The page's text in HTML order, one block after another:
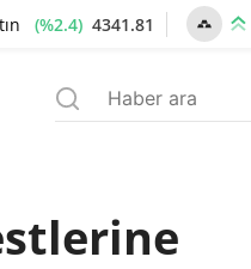
(%2.4) 4341.81